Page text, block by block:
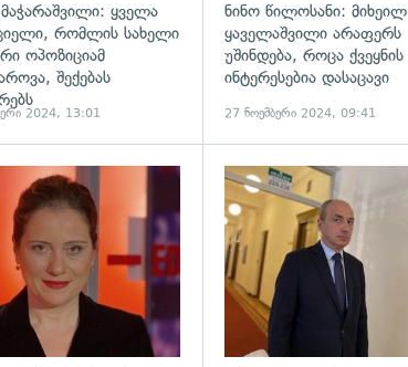
ყველა
რომლის სახელი
ოპოზიციამ
შექებას
2024, 13:01
ნინო წილოსანი: მიხეილ
ყაველაშვილი არაფერს
უშინდება, როცა ქვეყნის
ინტერესებია დასაცავი
27 ნოემბერი 2024, 09:41
გადახედვა